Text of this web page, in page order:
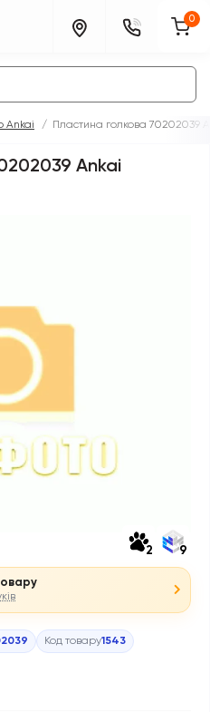
0
Ankai Пластина голкова 70202039
Ankai
2 9
Код товару1543